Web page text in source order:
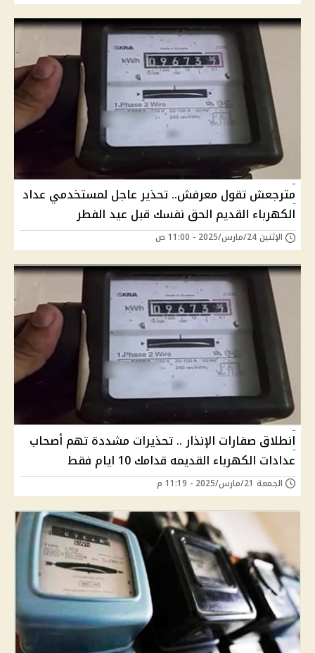
مترجعش تقول معرفش.. تحذير عاجل لمستخدمي عداد
الكهرباء القديم الحق نفسك قبل عيد الفطر
الإثنين 24/مارس/2025 - 11:00 ص
انطلاق صفارات الإنذار .. تحذيرات مشددة تهم أصحاب
عدادات الكهرباء القديمه قدامك 10 ايام فقط
الجمعة 21/مارس/2025 - 11:19 م